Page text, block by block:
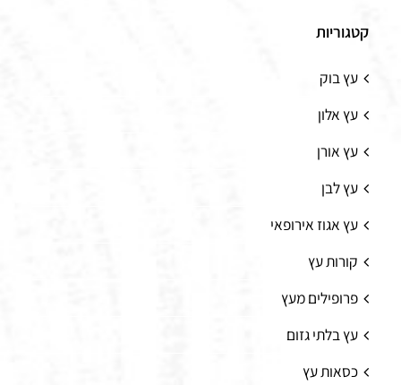
קטגוריות
עץ בוק
עץ אלון
עץ אורן
עץ לבן
עץ אגוז אירופאי
קורות עץ
פרופילים מעץ
עץ בלתי גזום
כסאות עץ